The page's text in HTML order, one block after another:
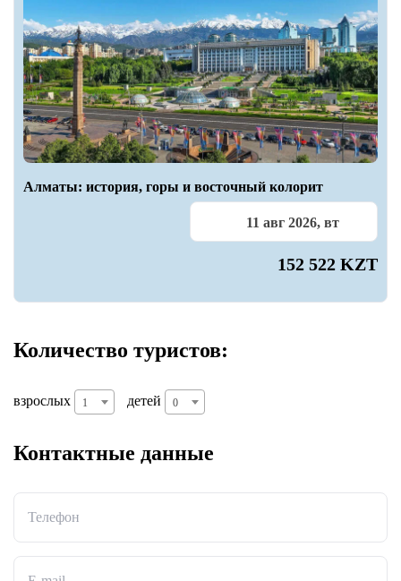
Алматы: история, горы и восточный колорит
11 авг 2026, вт
152 522 KZT
Количество туристов:
взрослых 1 детей 0
Контактные данные
Телефон